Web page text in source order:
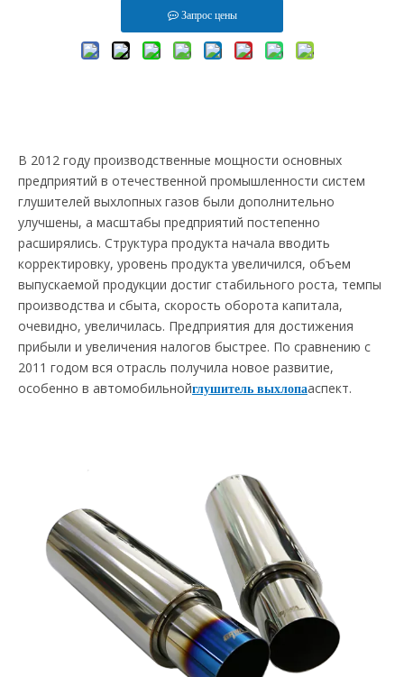
Запрос цены
В 2012 году производственные мощности основных
предприятий в отечественной промышленности систем
глушителей выхлопных газов были дополнительно
улучшены, а масштабы предприятий постепенно
расширялись. Структура продукта начала вводить
корректировку, уровень продукта увеличился, объем
выпускаемой продукции достиг стабильного роста, темпы
производства и сбыта, скорость оборота капитала,
очевидно, увеличилась. Предприятия для достижения
прибыли и увеличения налогов быстрее. По сравнению с
2011 годом вся отрасль получила новое развитие,
особенно в автомобильнойглушитель выхлопааспект.